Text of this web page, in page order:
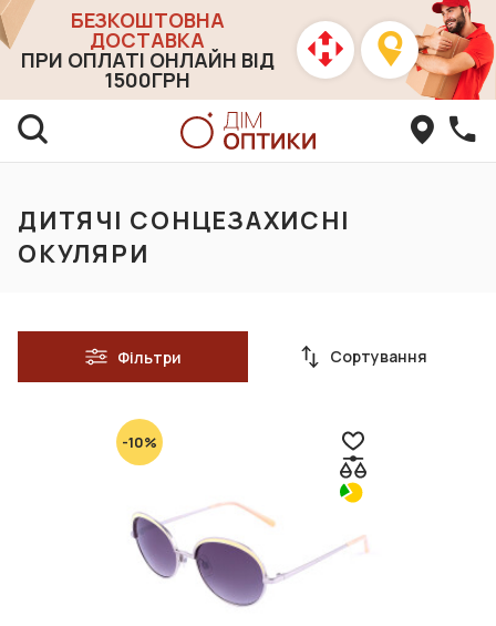
БЕЗКОШТОВНА
ДОСТАВКА
ПРИ ОПЛАТІ ОНЛАЙН ВІД
1500ГРН
ДИТЯЧІ СОНЦЕЗАХИСНІ
ОКУЛЯРИ
Фільтри Сортування
-10%